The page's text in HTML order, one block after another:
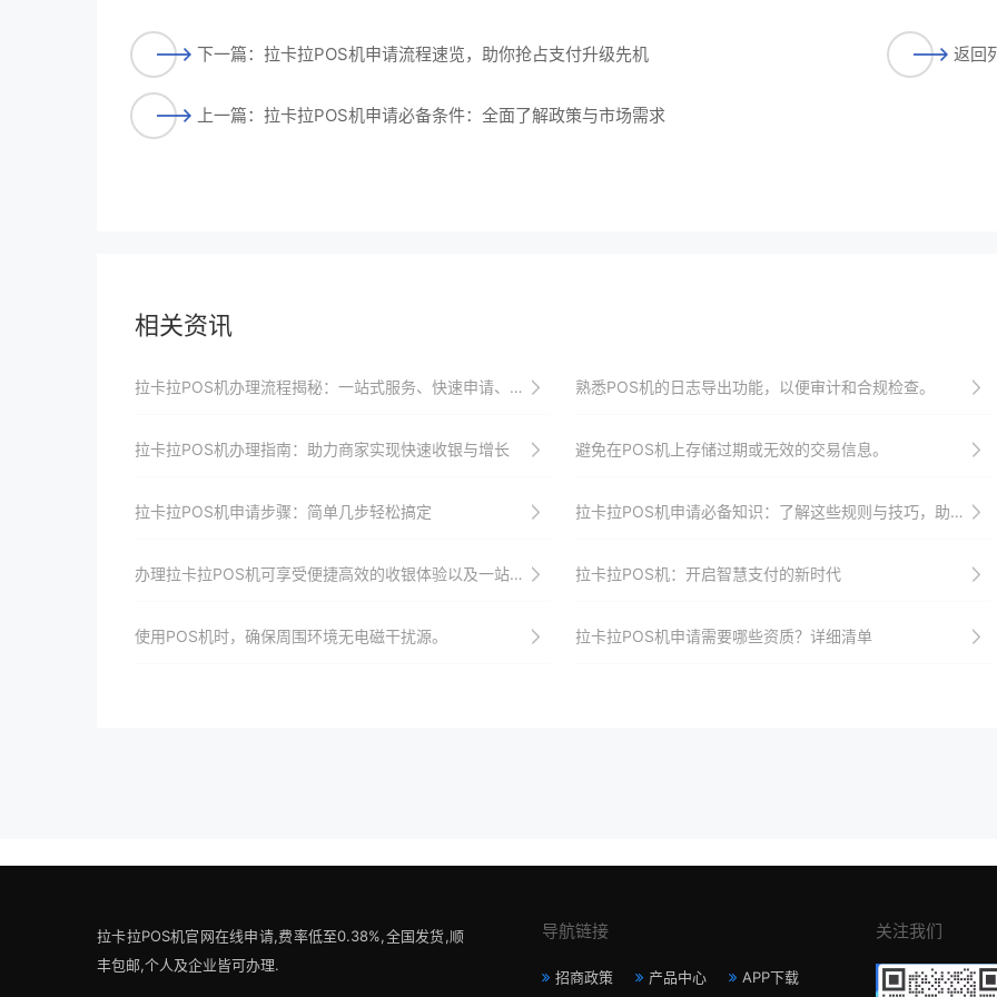
下一篇：拉卡拉POS机申请流程速览，助你抢占支付升级先机
上一篇：拉卡拉POS机申请必备条件：全面了解政策与市场需求
返回
相关资讯
拉卡拉POS机办理流程揭秘：一站式服务、快速申请、高效收银将助力商家实现数字化转型并赢在起跑线 熟悉POS机的日志导出功能，以便审计和合规检查。
拉卡拉POS机办理指南：助力商家实现快速收银与增长 避免在POS机上存储过期或无效的交易信息。
拉卡拉POS机申请步骤：简单几步轻松搞定 拉卡拉POS机申请必备知识：了解这些规则与技巧，助力支付升级
办理拉卡拉POS机可享受便捷高效的收银体验以及一站式解决方案和优惠政策以满足商家个性化需求并提升店铺竞争力 拉卡拉POS机：开启智慧支付的新时代
使用POS机时，确保周围环境无电磁干扰源。 拉卡拉POS机申请需要哪些资质？详细清单
拉卡拉POS机官网在线申请,费率低至0.38%,全国发货,顺
丰包邮,个人及企业皆可办理.
导航链接
招商政策 产品中心 APP下载
关注我们